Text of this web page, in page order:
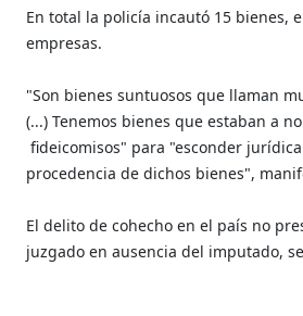
En total la policía incautó 15 bienes,
empresas.
"Son bienes suntuosos que llaman
(...) Tenemos bienes que estaban a
fideicomisos" para "esconder
procedencia de dichos bienes",
El delito de cohecho en el país no
juzgado en ausencia del imputado,